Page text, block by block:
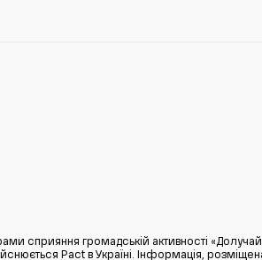
сприяння громадській активності
Pact в Україні. Інформація,